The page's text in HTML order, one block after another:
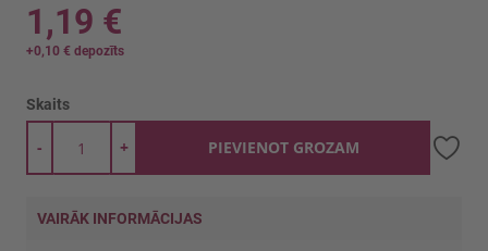
1,19 €
+0,10 € depozīts
Skaits
+
- PIEVIENOT GROZAM
VAIRĀK INFORMĀCIJAS